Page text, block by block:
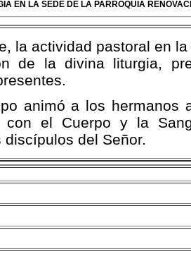
EN LA SEDE DE LA PARROQUIA
la actividad pastoral en
de la divina liturgia,
animó a los hermanos
con el Cuerpo y la
discípulos del Señor.